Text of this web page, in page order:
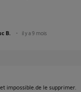
B. il y a 9 mois
impossible.de le supprimer.